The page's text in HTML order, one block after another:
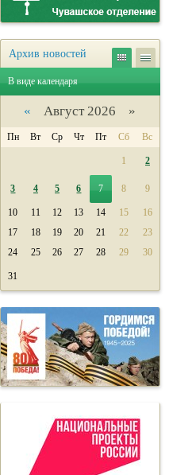
Архив новостей
В виде календаря
« Август 2026 »
Пн Вт Ср Чт Пт Сб Вс
1 2
3 4 5 6 7 8 9
10 11 12 13 14 15
16
17
18 19 20 21 22
23
24
25 26 27 28 29 30
31